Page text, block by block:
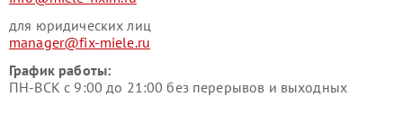
для юридических лиц
manager@fix-miele.ru
График работы:
ПН-ВСК с 9:00 до 21:00 без перерывов и выходных